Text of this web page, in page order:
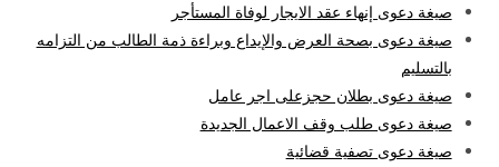
صيغة دعوى إنهاء عقد الايجار لوفاة المستأجر
صيغة دعوى بصحة العرض والإيداع وبراءة ذمة الطالب من التزامه
بالتسليم
صيغة دعوى بطلان حجزعلى اجر عامل
صيغة دعوى طلب وقف الاعمال الجديدة
صيغة دعوى تصفية قضائية